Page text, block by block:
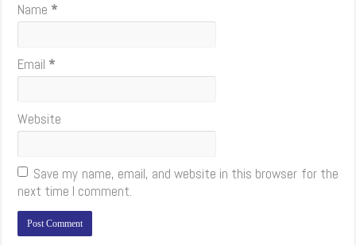
Name *
Email *
Website
Save my name, email, and website in this browser for the
next time I comment.